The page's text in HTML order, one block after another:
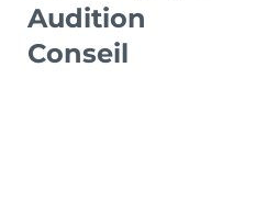
Audition
Conseil